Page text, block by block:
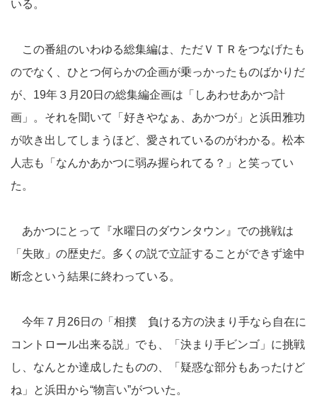
いる。
この番組のいわゆる総集編は、ただＶＴＲをつなげたも
のでなく、ひとつ何らかの企画が乗っかったものばかりだ
が、19年３月20日の総集編企画は「しあわせあかつ計
画」。それを聞いて「好きやなぁ、あかつが」と浜田雅功
が吹き出してしまうほど、愛されているのがわかる。松本
人志も「なんかあかつに弱み握られてる？」と笑ってい
た。
あかつにとって『水曜日のダウンタウン』での挑戦は
「失敗」の歴史だ。多くの説で立証することができず途中
断念という結果に終わっている。
今年７月26日の「相撲 負ける方の決まり手なら自在に
コントロール出来る説」でも、「決まり手ビンゴ」に挑戦
し、なんとか達成したものの、「疑惑な部分もあったけど
ね」と浜田から“物言い”がついた。